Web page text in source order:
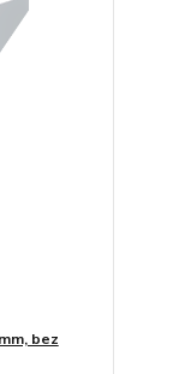
bez